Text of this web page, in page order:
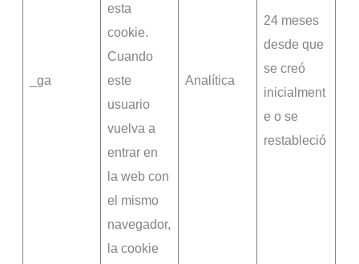
_ga
esta
cookie.
Cuando
este
usuario
vuelva a
entrar en
la web con
el mismo
navegador,
la cookie
Analítica
24 meses
desde que
se creó
inicialment
e o se
restableció